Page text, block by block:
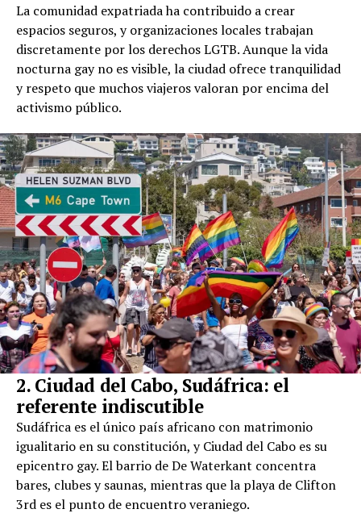
La comunidad expatriada ha contribuido a crear
espacios seguros, y organizaciones locales trabajan
discretamente por los derechos LGTB. Aunque la vida
nocturna gay no es visible, la ciudad ofrece tranquilidad
y respeto que muchos viajeros valoran por encima del
activismo público.
2. Ciudad del Cabo, Sudáfrica: el
referente indiscutible
Sudáfrica es el único país africano con matrimonio
igualitario en su constitución, y Ciudad del Cabo es su
epicentro gay. El barrio de De Waterkant concentra
bares, clubes y saunas, mientras que la playa de Clifton
3rd es el punto de encuentro veraniego.